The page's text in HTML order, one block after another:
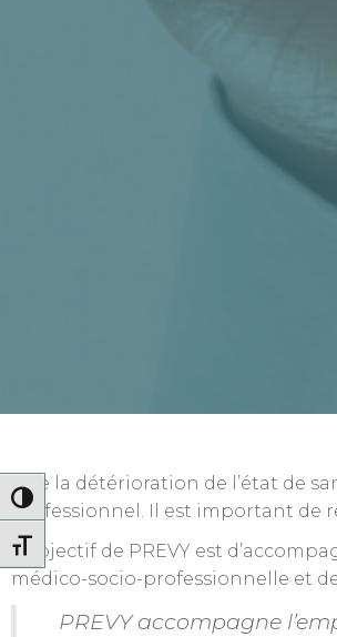
Passer en contraste élevé
Changer la taille de la police
Que la détérioration de l’état de
professionnel. Il est important de
L’objectif de PREVY est
médico-socio-professionnelle et
PREVY accompagne